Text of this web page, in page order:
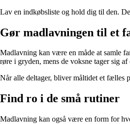
Lav en indkøbsliste og hold dig til den.
Gør madlavningen til et
Madlavning kan være en måde at samle
røre i gryden, mens de voksne tager sig
Når alle deltager, bliver måltidet et fælles
Find ro i de små rutiner
Madlavning kan også være en form for